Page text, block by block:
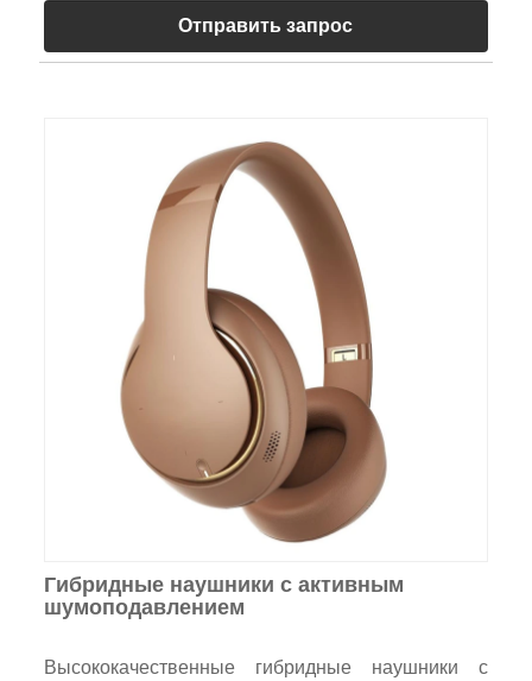
Отправить запрос
Гибридные наушники с активным
шумоподавлением
Высококачественные гибридные наушники с